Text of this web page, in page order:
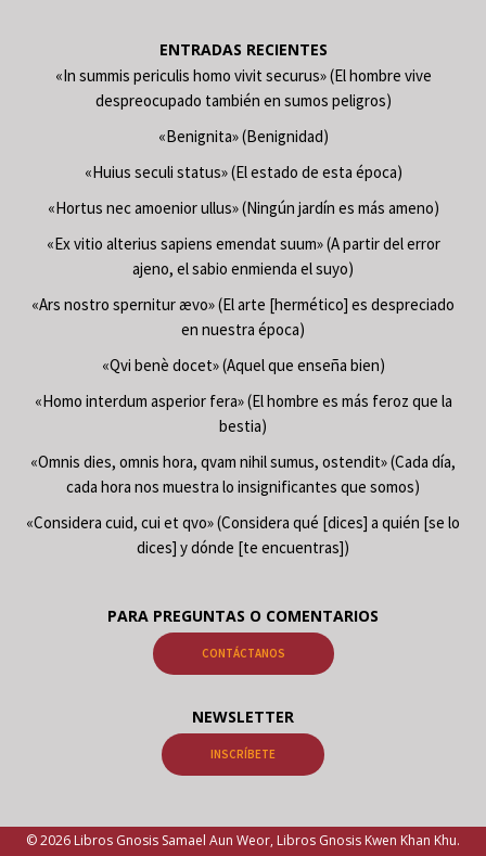
ENTRADAS RECIENTES
«In summis periculis homo vivit securus» (El hombre vive
despreocupado también en sumos peligros)
«Benignita» (Benignidad)
«Huius seculi status» (El estado de esta época)
«Hortus nec amoenior ullus» (Ningún jardín es más ameno)
«Ex vitio alterius sapiens emendat suum» (A partir del error
ajeno, el sabio enmienda el suyo)
«Ars nostro spernitur ævo» (El arte [hermético] es despreciado
en nuestra época)
«Qvi benè docet» (Aquel que enseña bien)
«Homo interdum asperior fera» (El hombre es más feroz que la
bestia)
«Omnis dies, omnis hora, qvam nihil sumus, ostendit» (Cada día,
cada hora nos muestra lo insignificantes que somos)
«Considera cuid, cui et qvo» (Considera qué [dices] a quién [se lo
dices] y dónde [te encuentras])
PARA PREGUNTAS O COMENTARIOS
CONTÁCTANOS
NEWSLETTER
INSCRÍBETE
© 2026 Libros Gnosis Samael Aun Weor, Libros Gnosis Kwen Khan Khu.